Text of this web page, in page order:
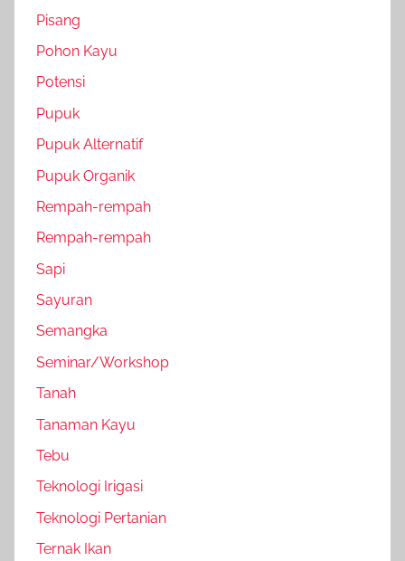
Pisang
Pohon Kayu
Potensi
Pupuk
Pupuk Alternatif
Pupuk Organik
Rempah-rempah
Rempah-rempah
Sapi
Sayuran
Semangka
Seminar/Workshop
Tanah
Tanaman Kayu
Tebu
Teknologi Irigasi
Teknologi Pertanian
Ternak Ikan